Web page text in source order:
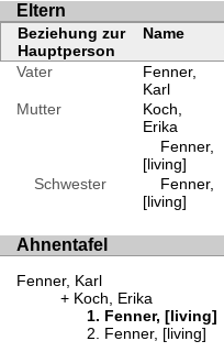
Eltern
Beziehung zur
Hauptperson
Name
Vater
Fenner,
Karl
Mutter
Koch,
Erika
Fenner,
[living]
Schwester
Fenner,
[living]
Ahnentafel
Fenner, Karl
Koch, Erika
Fenner, [living]
Fenner, [living]